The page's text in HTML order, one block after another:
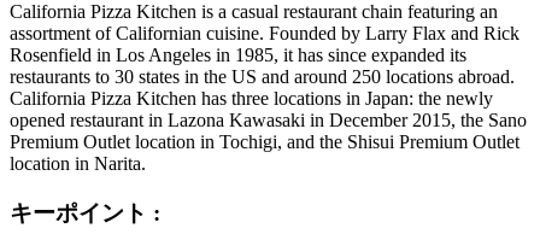
California Pizza Kitchen is a casual restaurant chain featuring an
assortment of Californian cuisine. Founded by Larry Flax and Rick
Rosenfield in Los Angeles in 1985, it has since expanded its
restaurants to 30 states in the US and around 250 locations abroad.
California Pizza Kitchen has three locations in Japan: the newly
opened restaurant in Lazona Kawasaki in December 2015, the Sano
Premium Outlet location in Tochigi, and the Shisui Premium Outlet
location in Narita.
キーポイント :